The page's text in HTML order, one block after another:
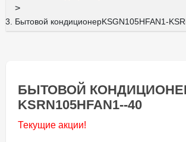
>
Бытовой кондиционерKSGN105HFAN1-
БЫТОВОЙ
KSRN105HFAN1--40
Текущие акции!